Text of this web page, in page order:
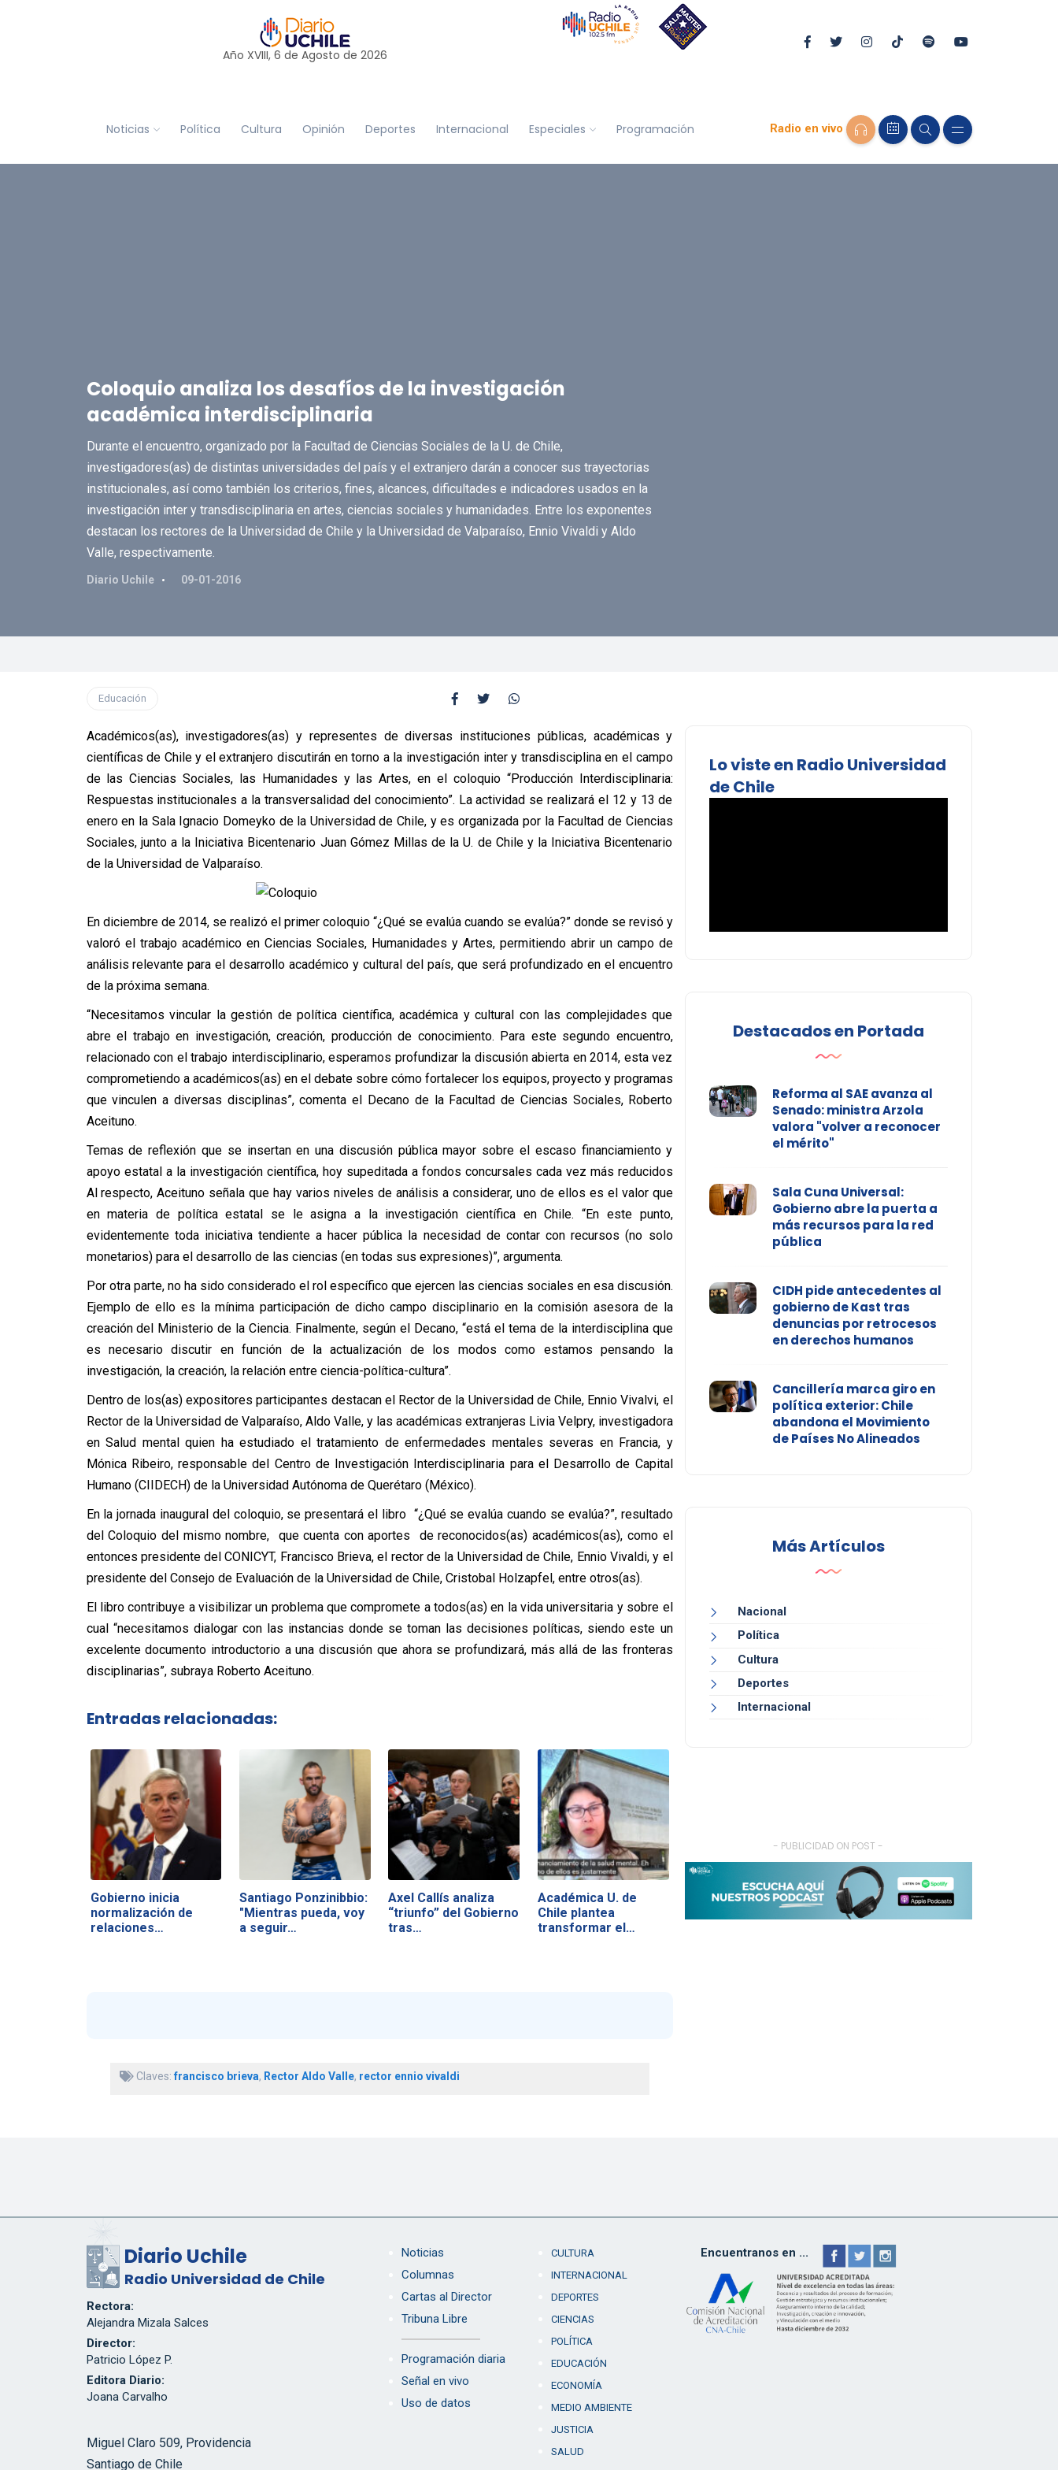
Año XVIII, 6 de Agosto de 2026
Noticias Política Cultura Opinión Deportes Internacional Especiales Programación Radio en vivo
Coloquio analiza los desafíos de la investigación
académica interdisciplinaria
Durante el encuentro, organizado por la Facultad de Ciencias Sociales de la U. de Chile,
investigadores(as) de distintas universidades del país y el extranjero darán a conocer sus trayectorias
institucionales, así como también los criterios, fines, alcances, dificultades e indicadores usados en la
investigación inter y transdisciplinaria en artes, ciencias sociales y humanidades. Entre los exponentes
destacan los rectores de la Universidad de Chile y la Universidad de Valparaíso, Ennio Vivaldi y Aldo
Valle, respectivamente.
Diario Uchile 09-01-2016
Educación
Académicos(as), investigadores(as) y representes de diversas instituciones públicas, académicas y
científicas de Chile y el extranjero discutirán en torno a la investigación inter y transdisciplina en el campo
de las Ciencias Sociales, las Humanidades y las Artes, en el coloquio “Producción Interdisciplinaria:
Respuestas institucionales a la transversalidad del conocimiento”. La actividad se realizará el 12 y 13 de
enero en la Sala Ignacio Domeyko de la Universidad de Chile, y es organizada por la Facultad de Ciencias
Sociales, junto a la Iniciativa Bicentenario Juan Gómez Millas de la U. de Chile y la Iniciativa Bicentenario
de la Universidad de Valparaíso.
En diciembre de 2014, se realizó el primer coloquio “¿Qué se evalúa cuando se evalúa?” donde se revisó y
valoró el trabajo académico en Ciencias Sociales, Humanidades y Artes, permitiendo abrir un campo de
análisis relevante para el desarrollo académico y cultural del país, que será profundizado en el encuentro
de la próxima semana.
“Necesitamos vincular la gestión de política científica, académica y cultural con las complejidades que
abre el trabajo en investigación, creación, producción de conocimiento. Para este segundo encuentro,
relacionado con el trabajo interdisciplinario, esperamos profundizar la discusión abierta en 2014, esta vez
comprometiendo a académicos(as) en el debate sobre cómo fortalecer los equipos, proyecto y programas
que vinculen a diversas disciplinas”, comenta el Decano de la Facultad de Ciencias Sociales, Roberto
Aceituno.
Temas de reflexión que se insertan en una discusión pública mayor sobre el escaso financiamiento y
apoyo estatal a la investigación científica, hoy supeditada a fondos concursales cada vez más reducidos
Al respecto, Aceituno señala que hay varios niveles de análisis a considerar, uno de ellos es el valor que
en materia de política estatal se le asigna a la investigación científica en Chile. “En este punto,
evidentemente toda iniciativa tendiente a hacer pública la necesidad de contar con recursos (no solo
monetarios) para el desarrollo de las ciencias (en todas sus expresiones)”, argumenta.
Por otra parte, no ha sido considerado el rol específico que ejercen las ciencias sociales en esa discusión.
Ejemplo de ello es la mínima participación de dicho campo disciplinario en la comisión asesora de la
creación del Ministerio de la Ciencia. Finalmente, según el Decano, “está el tema de la interdisciplina que
es necesario discutir en función de la actualización de los modos como estamos pensando la
investigación, la creación, la relación entre ciencia-política-cultura”.
Dentro de los(as) expositores participantes destacan el Rector de la Universidad de Chile, Ennio Vivalvi, el
Rector de la Universidad de Valparaíso, Aldo Valle, y las académicas extranjeras Livia Velpry, investigadora
en Salud mental quien ha estudiado el tratamiento de enfermedades mentales severas en Francia, y
Mónica Ribeiro, responsable del Centro de Investigación Interdisciplinaria para el Desarrollo de Capital
Humano (CIIDECH) de la Universidad Autónoma de Querétaro (México).
En la jornada inaugural del coloquio, se presentará el libro “¿Qué se evalúa cuando se evalúa?”, resultado
del Coloquio del mismo nombre, que cuenta con aportes de reconocidos(as) académicos(as), como el
entonces presidente del CONICYT, Francisco Brieva, el rector de la Universidad de Chile, Ennio Vivaldi, y el
presidente del Consejo de Evaluación de la Universidad de Chile, Cristobal Holzapfel, entre otros(as).
El libro contribuye a visibilizar un problema que compromete a todos(as) en la vida universitaria y sobre el
cual “necesitamos dialogar con las instancias donde se toman las decisiones políticas, siendo este un
excelente documento introductorio a una discusión que ahora se profundizará, más allá de las fronteras
disciplinarias”, subraya Roberto Aceituno.
Entradas relacionadas:
Gobierno inicia
normalización de
relaciones…
Santiago Ponzinibbio:
"Mientras pueda, voy
a seguir…
Axel Callís analiza
“triunfo” del Gobierno
tras…
Académica U. de
Chile plantea
transformar el…
Claves:francisco brieva, Rector Aldo Valle, rector ennio vivaldi
Lo viste en Radio Universidad
de Chile
Destacados en Portada
Reforma al SAE avanza al
Senado: ministra Arzola
valora "volver a reconocer
el mérito"
Sala Cuna Universal:
Gobierno abre la puerta a
más recursos para la red
pública
CIDH pide antecedentes al
gobierno de Kast tras
denuncias por retrocesos
en derechos humanos
Cancillería marca giro en
política exterior: Chile
abandona el Movimiento
de Países No Alineados
Más Artículos
Nacional
Política
Cultura
Deportes
Internacional
- PUBLICIDAD ON POST -
Diario Uchile
Radio Universidad de Chile
Rectora:
Alejandra Mizala Salces
Director:
Patricio López P.
Editora Diario:
Joana Carvalho
Miguel Claro 509, Providencia
Santiago de Chile
Noticias
Columnas
Cartas al Director
Tribuna Libre
Programación diaria
Señal en vivo
Uso de datos
CULTURA
INTERNACIONAL
DEPORTES
CIENCIAS
POLÍTICA
EDUCACIÓN
ECONOMÍA
MEDIO AMBIENTE
JUSTICIA
SALUD
Encuentranos en ...